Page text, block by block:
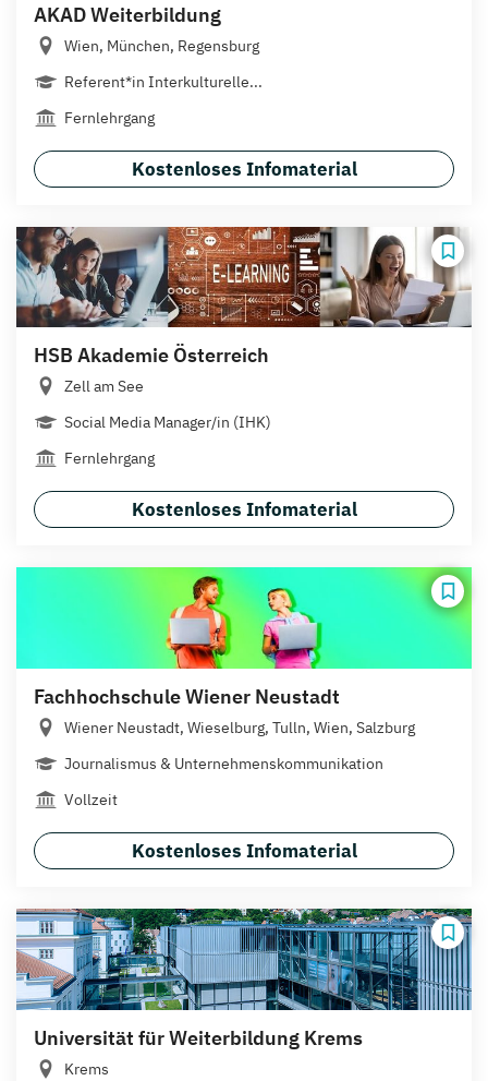
AKAD Weiterbildung
Wien, München, Regensburg
Referent*in Interkulturelle...
Fernlehrgang
Kostenloses Infomaterial
HSB Akademie Österreich
Zell am See
Social Media Manager/in (IHK)
Fernlehrgang
Kostenloses Infomaterial
Fachhochschule Wiener Neustadt
Wiener Neustadt, Wieselburg, Tulln, Wien, Salzburg
Journalismus & Unternehmenskommunikation
Vollzeit
Kostenloses Infomaterial
Universität für Weiterbildung Krems
Krems